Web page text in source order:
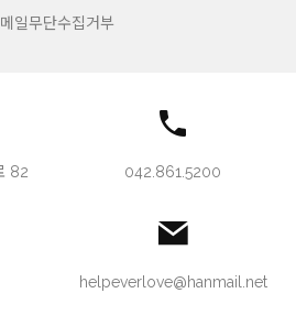
일무단수집거부
82 042.861.5200
helpeverlove@hanmail.net